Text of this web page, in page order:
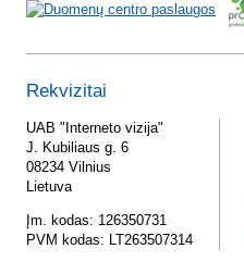
Rekvizitai
UAB "Interneto vizija"
J. Kubiliaus g. 6
08234 Vilnius
Lietuva
Įm. kodas: 126350731
PVM kodas: LT263507314